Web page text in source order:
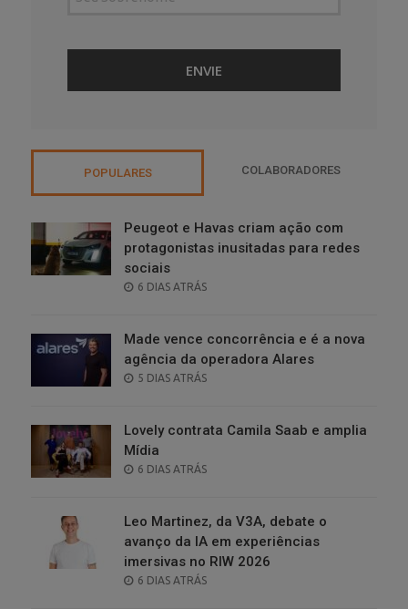
POPULARES COLABORADORES
Peugeot e Havas criam ação com
protagonistas inusitadas para redes
sociais
POSTED
6 DIAS ATRÁS
Made vence concorrência e é a nova
agência da operadora Alares
POSTED
5 DIAS ATRÁS
Lovely contrata Camila Saab e amplia
Mídia
POSTED
6 DIAS ATRÁS
Leo Martinez, da V3A, debate o
avanço da IA em experiências
imersivas no RIW 2026
POSTED
6 DIAS ATRÁS